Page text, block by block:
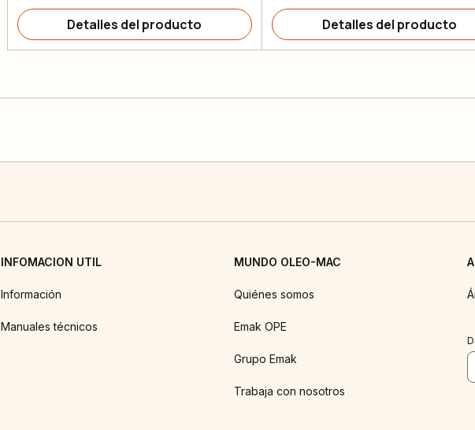
Detalles del producto Detalles del producto
INFOMACION UTIL
Información
Manuales técnicos
MUNDO OLEO-MAC
Quiénes somos
Emak OPE
Grupo Emak
Trabaja con nosotros